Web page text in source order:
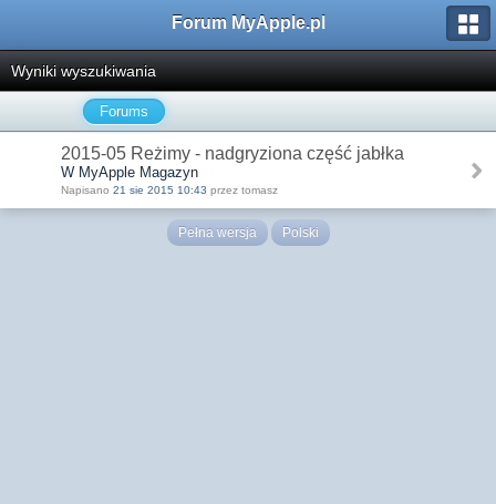
Forum MyApple.pl
Wyniki wyszukiwania
Forums
2015-05 Reżimy - nadgryziona część jabłka
W MyApple Magazyn
Napisano 21 sie 2015 10:43 przez tomasz
Pełna wersja Polski